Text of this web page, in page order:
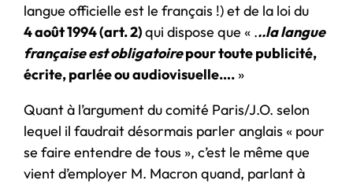
langue officielle est le français !) et de la loi du
4 août 1994 (art. 2)qui dispose que « ...la langue
française est obligatoirepour toute publicité,
écrite, parlée ou audiovisuelle…. »
Quant à l’argument du comité Paris/J.O. selon
lequel il faudrait désormais parler anglais « pour
se faire entendre de tous », c’est le même que
vient d’employer M. Macron quand, parlant à